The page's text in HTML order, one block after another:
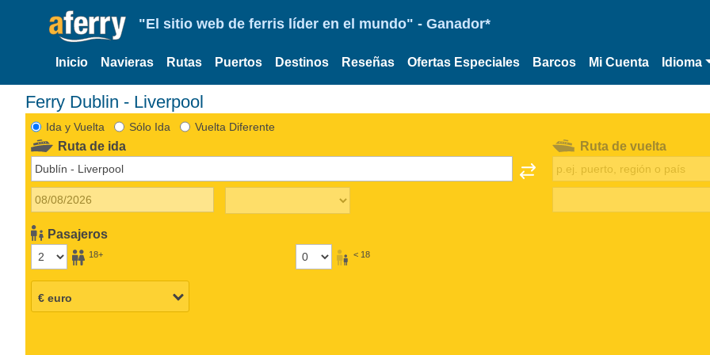
"El sitio web de ferris líder en el mundo" - Ganador*
Inicio Navieras Rutas Puertos Destinos Reseñas Ofertas Especiales Barcos Mi Cuenta Idioma
Ferry Dublin - Liverpool
Ida y Vuelta Sólo Ida Vuelta Diferente
Ruta de ida
Pasajeros
18+ < 18
Ruta de vuelta